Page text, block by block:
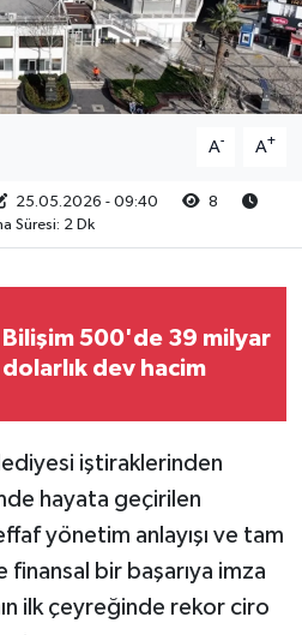
A- A+
25.05.2026 - 09:40
8
Süresi: 2 Dk
Bilişim 500'de 39 milyar
dolarlık dev hacim
iştiraklerinden
hayata geçirilen
yönetim anlayışı ve tam
bir başarıya imza
ilk çeyreğinde rekor ciro